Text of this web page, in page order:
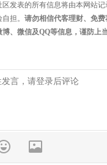
区发表的所有信息将由本网站
担。 请勿相信代客理财、免
、微信及QQ等信息，谨防上